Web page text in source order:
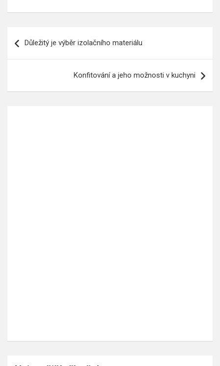
proDůležitý je výběr izolačního materiálu
Konfitování a jeho možnosti v kuchyni